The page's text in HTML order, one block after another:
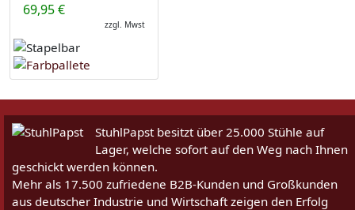
69,95 €
zzgl. Mwst
StuhlPapst besitzt über 25.000 Stühle auf
Lager, welche sofort auf den Weg nach Ihnen
geschickt werden können.
Mehr als 17.500 zufriedene B2B-Kunden und Großkunden
aus deutscher Industrie und Wirtschaft zeigen den Erfolg